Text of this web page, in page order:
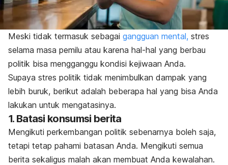
Meski tidak termasuk sebagai gangguan mental, stres
selama masa pemilu atau karena hal-hal yang berbau
politik bisa mengganggu kondisi kejiwaan Anda.
Supaya stres politik tidak menimbulkan dampak yang
lebih buruk, berikut adalah beberapa hal yang bisa Anda
lakukan untuk mengatasinya.
1. Batasi konsumsi berita
Mengikuti perkembangan politik sebenarnya boleh saja,
tetapi tetap pahami batasan Anda. Mengikuti semua
berita sekaligus malah akan membuat Anda kewalahan.